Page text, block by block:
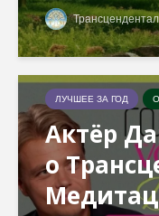
ЛУЧШЕЕ ЗА ГОД
Актёр
о